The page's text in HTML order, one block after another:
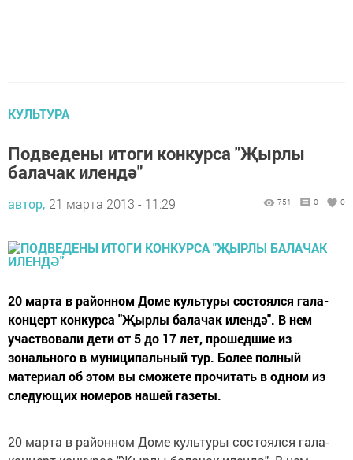
КУЛЬТУРА
Подведены итоги конкурса "Җырлы
балачак илендә"
автор, 21 марта 2013 - 11:29 751 0 0
20 марта в районном Доме культуры состоялся гала-
концерт конкурса "Җырлы балачак илендә". В нем
участвовали дети от 5 до 17 лет, прошедшие из
зонального в муниципальный тур. Более полный
материал об этом вы сможете прочитать в одном из
следующих номеров нашей газеты.
20 марта в районном Доме культуры состоялся гала-